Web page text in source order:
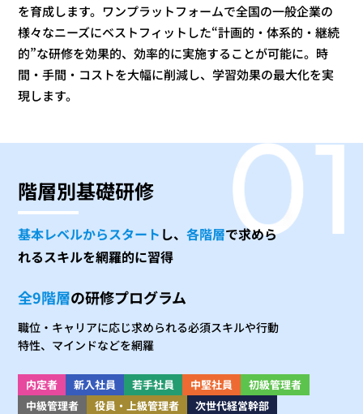
を育成します。 ワンプラットフォームで全国の一般企業の
様々なニーズにベストフィットした“計画的・体系的・継続
的”な研修を効果的、効率的に実施することが可能に。 時
間・手間・コストを大幅に削減し、学習効果の最大化を実
現します。
階層別基礎研修
基本レベルからスタート し、各階層で求めら
れるスキルを網羅的に習得
全9階層の研修プログラム
職位・キャリアに応じ求められる必須スキルや行動
特性、マインドなどを網羅
内定者 新入社員 若手社員 中堅社員
初級管理者
中級管理者
役員・上級管理者
次世代経営幹部